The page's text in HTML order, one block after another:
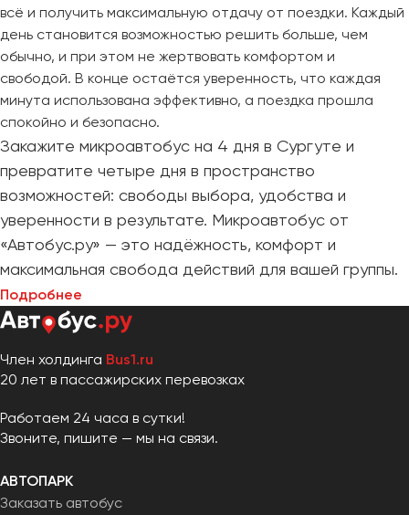
всё и получить максимальную отдачу от поездки. Каждый
день становится возможностью решить больше, чем
обычно, и при этом не жертвовать комфортом и
свободой. В конце остаётся уверенность, что каждая
минута использована эффективно, а поездка прошла
спокойно и безопасно.
Закажите микроавтобус на 4 дня в Сургуте и
превратите четыре дня в пространство
возможностей: свободы выбора, удобства и
уверенности в результате. Микроавтобус от
«Автобус.ру» — это надёжность, комфорт и
максимальная свобода действий для вашей группы.
Подробнее
Член холдинга Bus1.ru
20 лет в пассажирских перевозках
Работаем 24 часа в сутки!
Звоните, пишите — мы на связи.
АВТОПАРК
Заказать автобус